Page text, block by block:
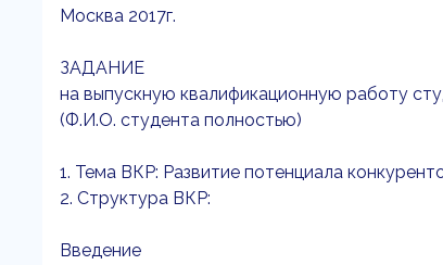
Москва 2017г.
ЗАДАНИЕ
на выпускную квалификационную работу
(Ф.И.О. студента полностью)
1. Тема ВКР: Развитие потенциала
2. Структура ВКР:
Введение